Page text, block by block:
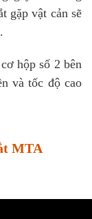
gặp vật cản sẽ
hộp số 2 bên
và tốc độ cao
MTA